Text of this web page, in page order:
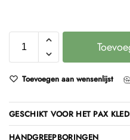
Toevoegen aan wensenlijst
GESCHIKT VOOR HET PAX
HANDGREEPBORINGEN